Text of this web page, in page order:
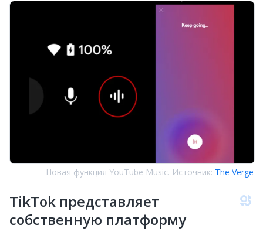
Новая функция YouTube Music. Источник: The Verge
TikTok представляет
собственную платформу